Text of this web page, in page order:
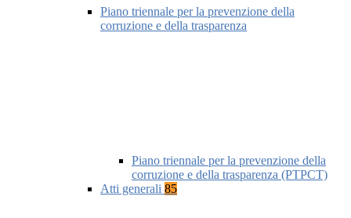
Piano triennale per la prevenzione della
corruzione e della trasparenza
Piano triennale per la prevenzione della
corruzione e della trasparenza (PTPCT)
Atti generali 85